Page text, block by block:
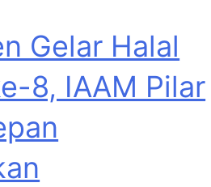
Gelar Halal
8, IAAM Pilar